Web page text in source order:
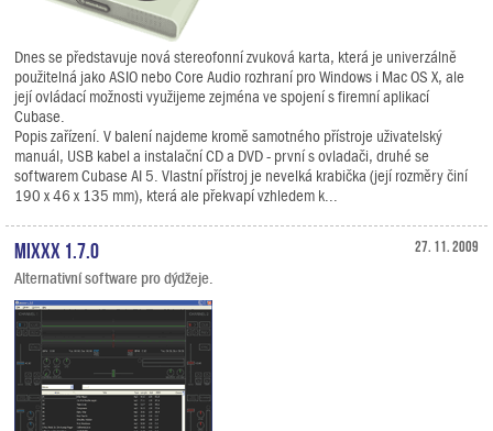
Dnes se představuje nová stereofonní zvuková karta, která je univerzálně
použitelná jako ASIO nebo Core Audio rozhraní pro Windows i Mac OS X, ale
její ovládací možnosti využijeme zejména ve spojení s firemní aplikací
Cubase.
Popis zařízení. V balení najdeme kromě samotného přístroje uživatelský
manuál, USB kabel a instalační CD a DVD - první s ovladači, druhé se
softwarem Cubase AI 5. Vlastní přístroj je nevelká krabička (její rozměry činí
190 x 46 x 135 mm), která ale překvapí vzhledem k...
27. 11. 2009
Mixxx 1.7.0
Alternativní software pro dýdžeje.